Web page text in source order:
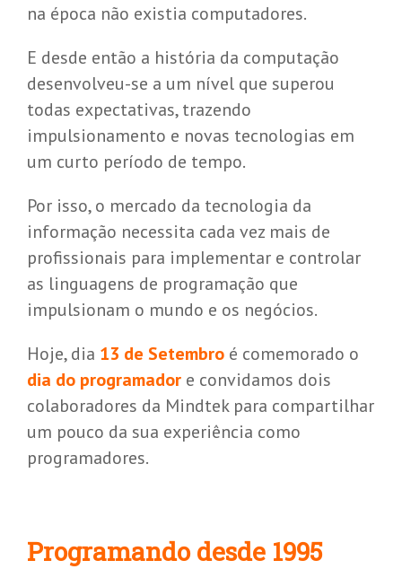
na época não existia computadores.
E desde então a história da computação
desenvolveu-se a um nível que superou
todas expectativas, trazendo
impulsionamento e novas tecnologias em
um curto período de tempo.
Por isso, o mercado da tecnologia da
informação necessita cada vez mais de
profissionais para implementar e controlar
as linguagens de programação que
impulsionam o mundo e os negócios.
Hoje, dia 13 de Setembro é comemorado o
dia do programadore convidamos dois
colaboradores da Mindtek para compartilhar
um pouco da sua experiência como
programadores.
Programando desde 1995